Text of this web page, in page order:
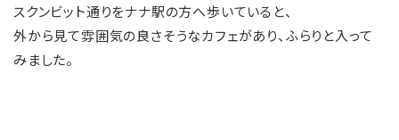
スクンビット通りをナナ駅の方へ歩いていると、
外から見て雰囲気の良さそうなカフェがあり、ふらりと入って
みました。